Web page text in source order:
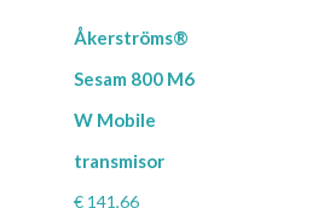
Åkerströms®
Sesam 800 M6
W Mobile
transmisor
€ 141,66